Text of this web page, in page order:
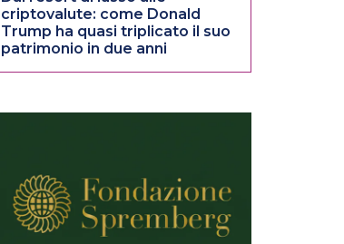
criptovalute: come Donald
Trump ha quasi triplicato il suo
patrimonio in due anni